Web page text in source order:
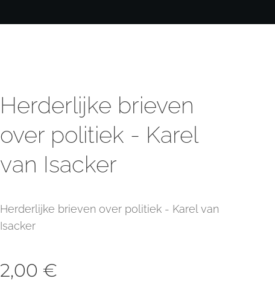
Herderlijke brieven
over politiek - Karel
van Isacker
Herderlijke brieven over politiek - Karel van
Isacker
2,00 €